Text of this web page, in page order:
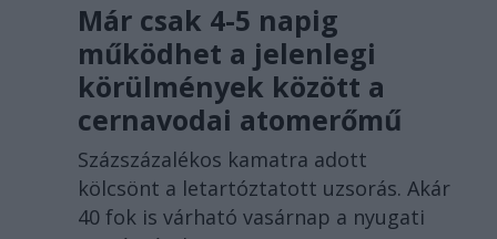
Már csak 4-5 napig
működhet a jelenlegi
körülmények között a
cernavodai atomerőmű
Százszázalékos kamatra adott
kölcsönt a letartóztatott uzsorás. Akár
40 fok is várható vasárnap a nyugati